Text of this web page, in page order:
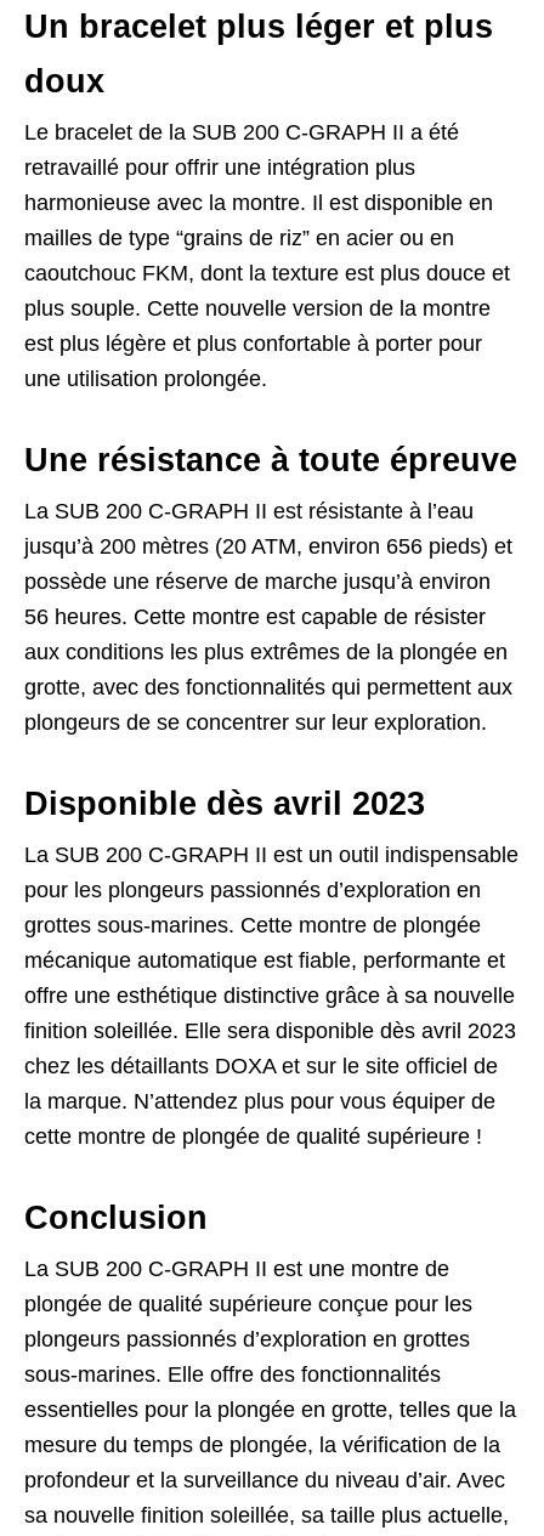
Un bracelet plus léger et plus
doux
Le bracelet de la SUB 200 C-GRAPH II a été
retravaillé pour offrir une intégration plus
harmonieuse avec la montre. Il est disponible en
mailles de type “grains de riz” en acier ou en
caoutchouc FKM, dont la texture est plus douce et
plus souple. Cette nouvelle version de la montre
est plus légère et plus confortable à porter pour
une utilisation prolongée.
Une résistance à toute épreuve
La SUB 200 C-GRAPH II est résistante à l’eau
jusqu’à 200 mètres (20 ATM, environ 656 pieds) et
possède une réserve de marche jusqu’à environ
56 heures. Cette montre est capable de résister
aux conditions les plus extrêmes de la plongée en
grotte, avec des fonctionnalités qui permettent aux
plongeurs de se concentrer sur leur exploration.
Disponible dès avril 2023
La SUB 200 C-GRAPH II est un outil indispensable
pour les plongeurs passionnés d’exploration en
grottes sous-marines. Cette montre de plongée
mécanique automatique est fiable, performante et
offre une esthétique distinctive grâce à sa nouvelle
finition soleillée. Elle sera disponible dès avril 2023
chez les détaillants DOXA et sur le site officiel de
la marque. N’attendez plus pour vous équiper de
cette montre de plongée de qualité supérieure !
Conclusion
La SUB 200 C-GRAPH II est une montre de
plongée de qualité supérieure conçue pour les
plongeurs passionnés d’exploration en grottes
sous-marines. Elle offre des fonctionnalités
essentielles pour la plongée en grotte, telles que la
mesure du temps de plongée, la vérification de la
profondeur et la surveillance du niveau d’air. Avec
sa nouvelle finition soleillée, sa taille plus actuelle,